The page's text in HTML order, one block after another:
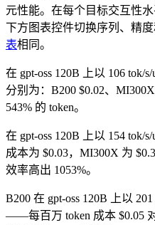
元性能。在每个目标交互性
下方图表控件切换序列、精
表相同。
在 gpt-oss 120B 上以 106 tok/
分别为：B200 $0.02、
543% 的 token。
在 gpt-oss 120B 上以 154 tok/
成本为 $0.03，MI300X 为
效率高出 1053%。
B200 在 gpt-oss 120B 上以
——每百万 token 成本 $0.05 对